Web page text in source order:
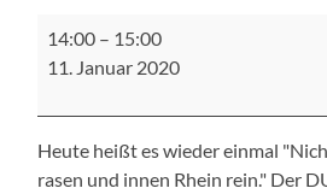
der
DLRG
14:00 – 15:00
11. Januar 2020
Heute heißt es wieder einmal
rasen und innen Rhein rein." Der